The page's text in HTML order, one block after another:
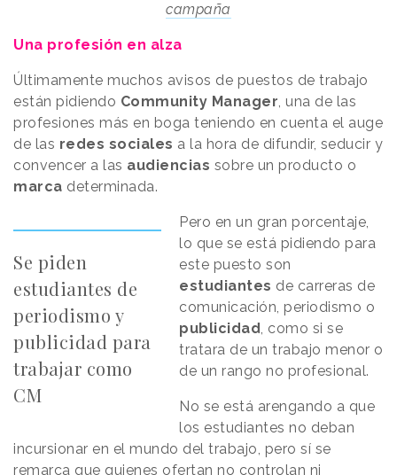
campaña
Una profesión en alza
Últimamente muchos avisos de puestos de trabajo
están pidiendo Community Manager, una de las
profesiones más en boga teniendo en cuenta el auge
de las redes sociales a la hora de difundir, seducir y
convencer a las audiencias sobre un producto o
marca determinada.
Se piden
estudiantes de
periodismo y
publicidad para
trabajar como
CM
Pero en un gran porcentaje,
lo que se está pidiendo para
este puesto son
estudiantes de carreras de
comunicación, periodismo o
publicidad, como si se
tratara de un trabajo menor o
de un rango no profesional.
No se está arengando a que
los estudiantes no deban
incursionar en el mundo del trabajo, pero sí se
remarca que quienes ofertan no controlan ni